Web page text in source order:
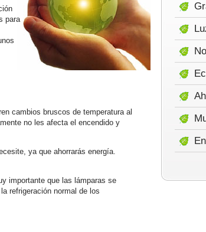
para
cambios bruscos de temperatura al
no les afecta el encendido y
ya que ahorrarás energía.
importante que las lámparas se
refrigeración normal de los